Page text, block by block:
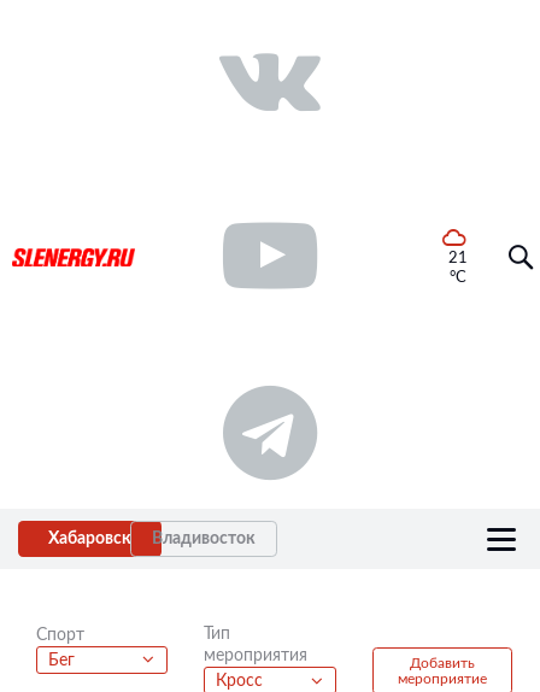
21
°C
Хабаровск Владивосток
Спорт
Бег
Тип
мероприятия
Кросс
Добавить
мероприятие